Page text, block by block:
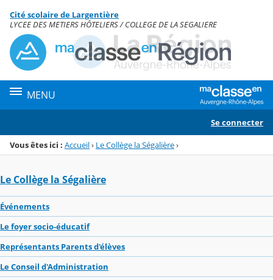
Menu de la rubrique
Contenu
Cité scolaire de Largentière
LYCEE DES METIERS HÔTELIERS / COLLEGE DE LA SEGALIERE
MENU
Se connecter
Vous êtes ici : Accueil› Le Collège la Ségalière›
Le Collège la Ségalière
Événements
Le foyer socio-éducatif
Représentants Parents d'élèves
Le Conseil d'Administration